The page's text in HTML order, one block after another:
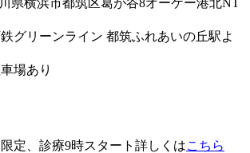
鉄グリーンライン 都筑ふれあいの丘駅よ
場あり
定、診療9時スタート詳しくはこちら